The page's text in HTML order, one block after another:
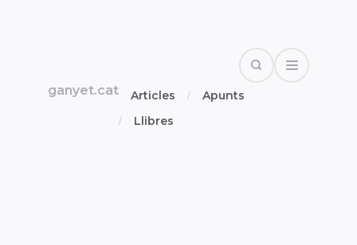
ganyet.cat Articles
Apunts
Llibres
SearchOpen